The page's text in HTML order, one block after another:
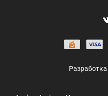
Разработка